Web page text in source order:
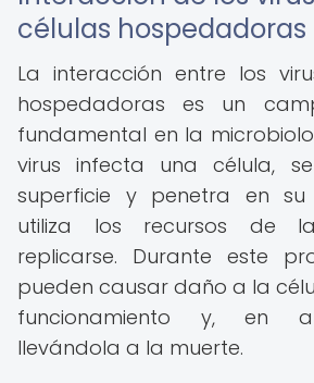
células hospedadoras
La interacción entre los
hospedadoras es un
fundamental en la
virus infecta una célula,
superficie y penetra en su
utiliza los recursos de
replicarse. Durante este
pueden causar daño a la
funcionamiento y, en
llevándola a la muerte.